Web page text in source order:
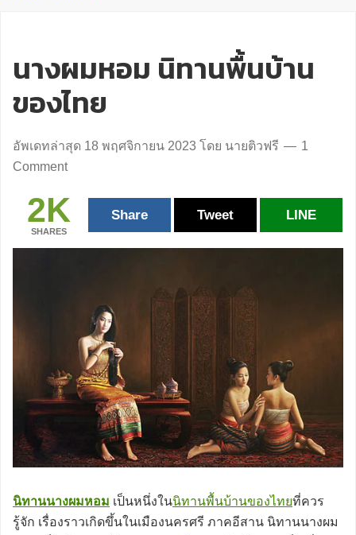
นางผมหอม นิทานพื้นบ้าน
ของไทย
อัพเดทล่าสุด 18 พฤศจิกายน 2023 โดย นายติวฟรี
1
Comment
2K
SHARES
Share Tweet LINE
นิทานนางผมหอม เป็นหนึ่งในนิทานพื้นบ้านของไทยที่ควร
รู้จัก เรื่องราวเกิดขึ้นในเมืองนครศรี ภาคอีสาน นิทานนางผม